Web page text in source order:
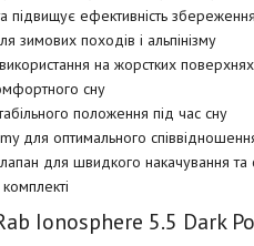
підвищує ефективність
зимових походів і альпінізму
на жорстких поверхнях
сну
положення під час сну
для оптимального
для швидкого накачування та
Ionosphere 5.5 Dark